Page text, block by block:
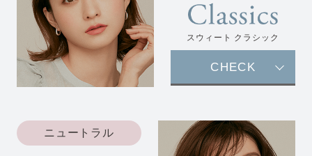
スウィート クラシック
CHECK
ニュートラル